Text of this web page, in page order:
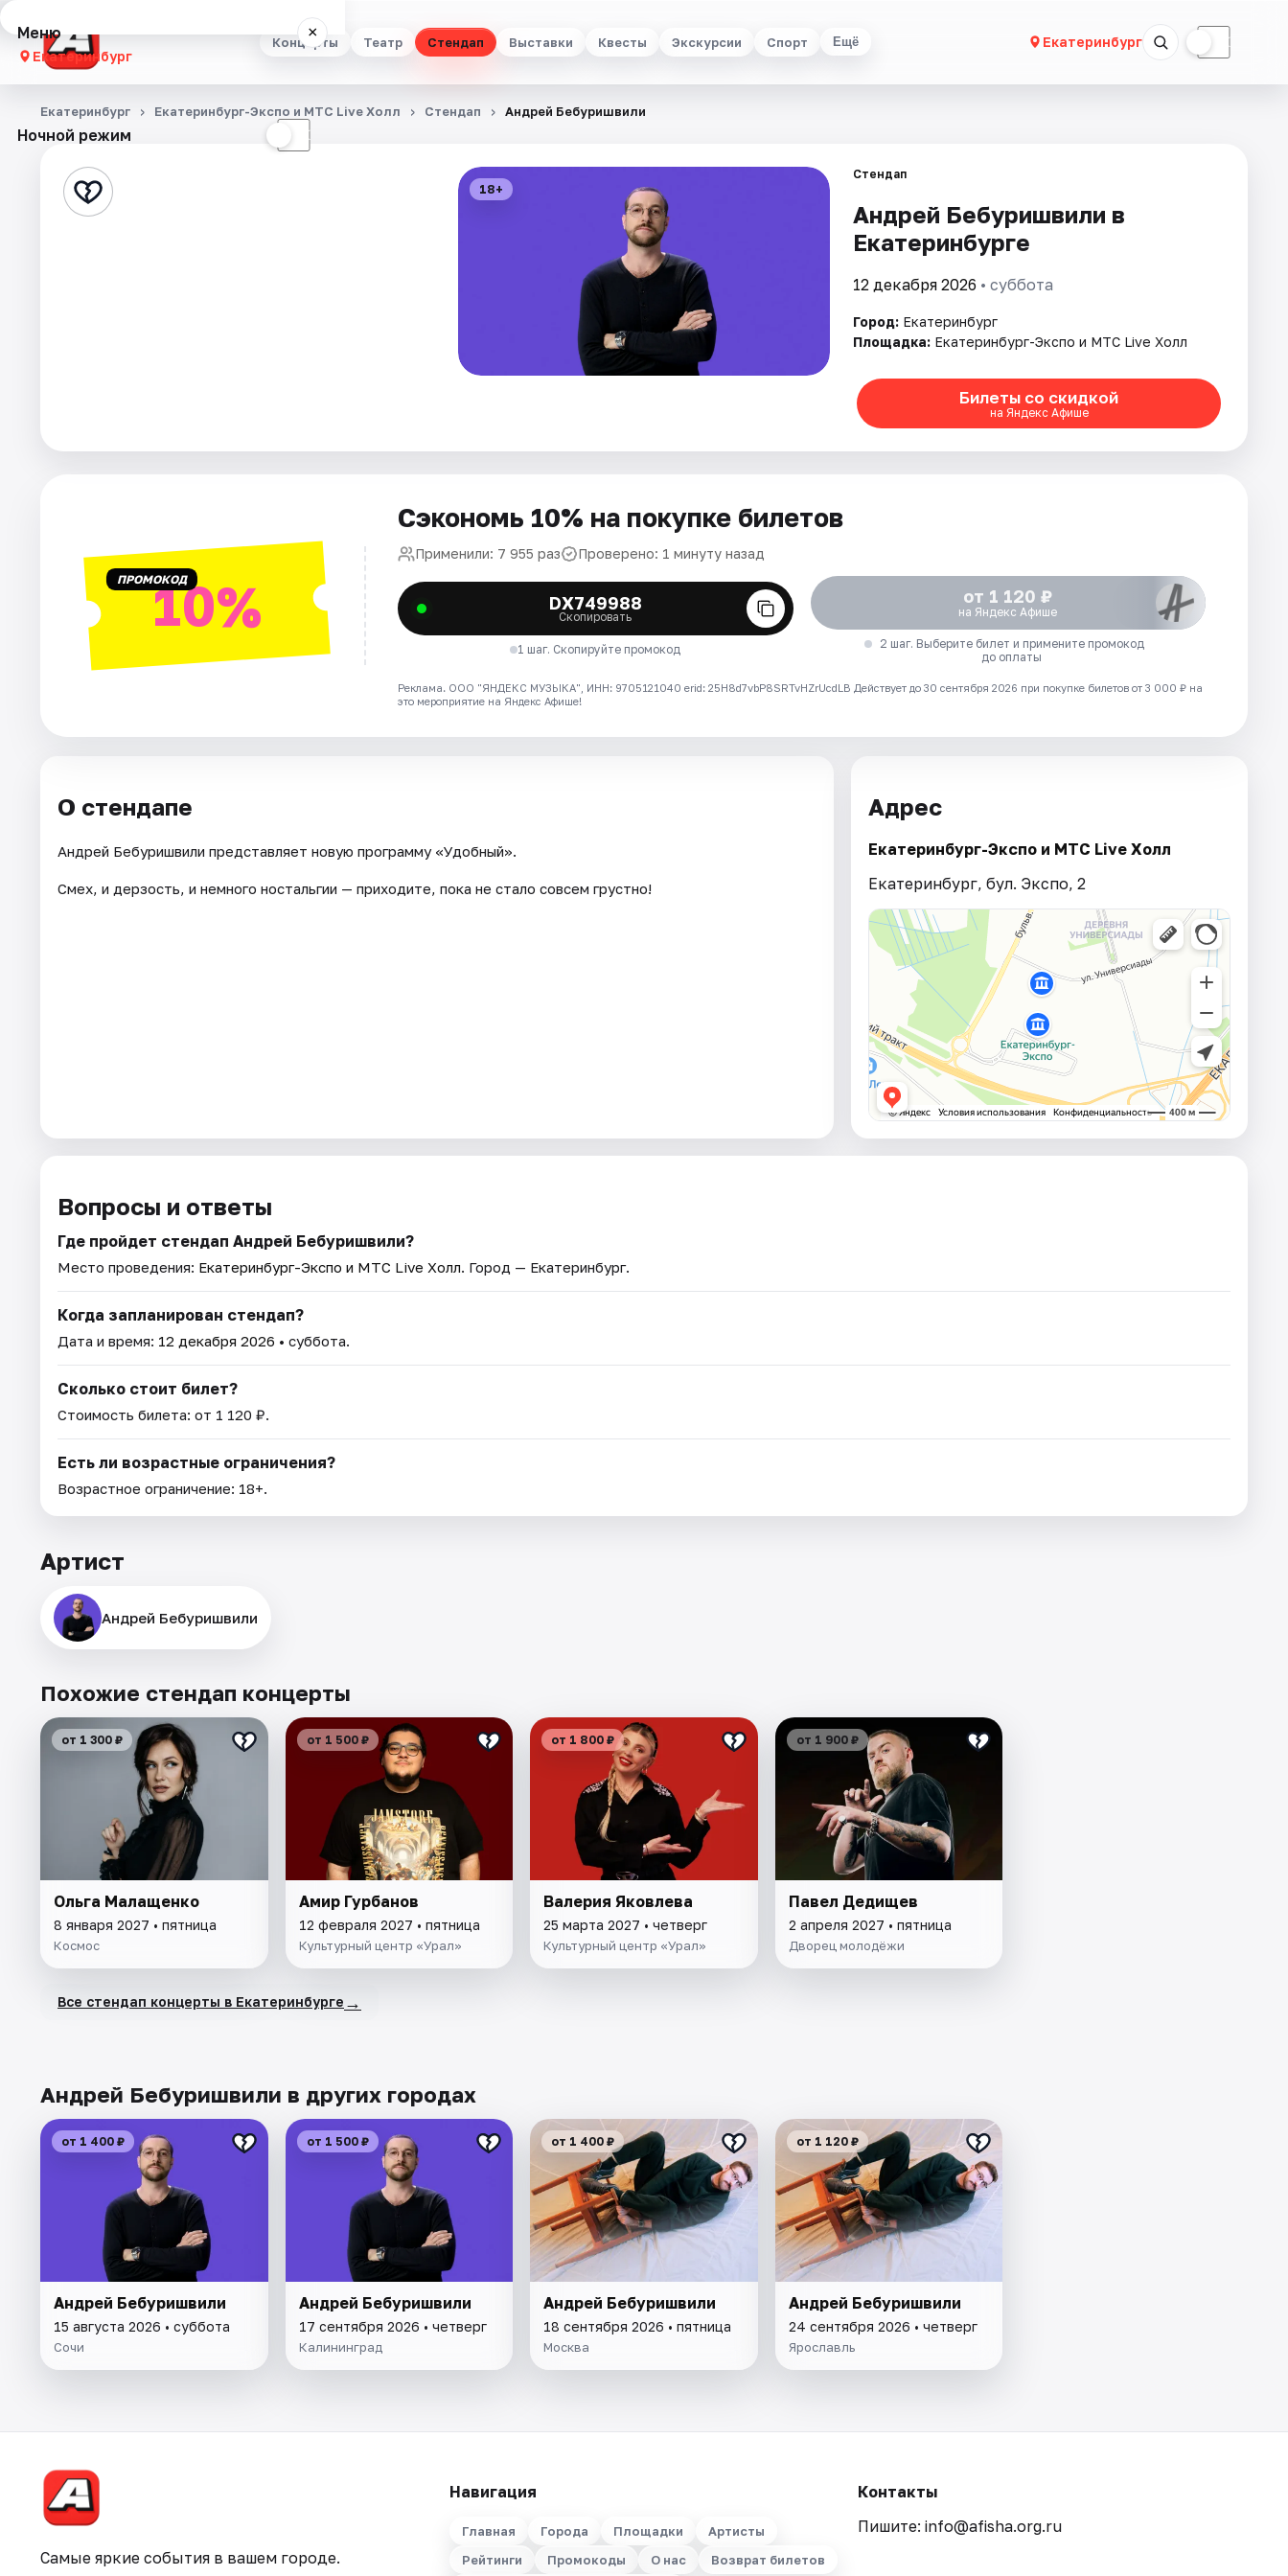
Концерты Театр Стендап Выставки Квесты Экскурсии Спорт Ещё Екатеринбург ☾
Меню ×
Екатеринбург
Концерты
Стендап
Артисты
Ночной режим ☾
Екатеринбург Екатеринбург-Экспо и МТС Live Холл Стендап Андрей Бебуришвили
18+
Стендап
Андрей Бебуришвили в
Екатеринбурге
12 декабря 2026 • суббота
Город: Екатеринбург
Площадка: Екатеринбург-Экспо и МТС Live Холл
Билеты со скидкой
на Яндекс Афише
ПРОМОКОД10%
Сэкономь 10% на покупке билетов
Применили: 7 955 раз Проверено: 1 минуту назад
DX749988
Скопировать
1 шаг. Скопируйте промокод
от 1 120 ₽
на Яндекс Афише
2 шаг. Выберите билет и примените промокод
до оплаты
Реклама. ООО "ЯНДЕКС МУЗЫКА", ИНН: 9705121040 erid: 25H8d7vbP8SRTvHZrUcdLB Действует до 30 сентября 2026 при покупке билетов от 3 000 ₽ на
это мероприятие на Яндекс Афише!
О стендапе
Андрей Бебуришвили представляет новую программу «Удобный».
Смех, и дерзость, и немного ностальгии — приходите, пока не стало совсем грустно!
Адрес
Екатеринбург-Экспо и МТС Live Холл
Екатеринбург, бул. Экспо, 2
Вопросы и ответы
Где пройдет стендап Андрей Бебуришвили?
Место проведения: Екатеринбург-Экспо и МТС Live Холл. Город — Екатеринбург.
Когда запланирован стендап?
Дата и время: 12 декабря 2026 • суббота.
Сколько стоит билет?
Стоимость билета: от 1 120 ₽.
Есть ли возрастные ограничения?
Возрастное ограничение: 18+.
Артист
Андрей Бебуришвили
Похожие стендап концерты
от 1 300 ₽
Ольга Малащенко
8 января 2027 • пятница
Космос
от 1 500 ₽
Амир Гурбанов
12 февраля 2027 • пятница
Культурный центр «Урал»
от 1 800 ₽
Валерия Яковлева
25 марта 2027 • четверг
Культурный центр «Урал»
от 1 900 ₽
Павел Дедищев
2 апреля 2027 • пятница
Дворец молодёжи
Все стендап концерты в Екатеринбурге →
Андрей Бебуришвили в других городах
от 1 400 ₽
Андрей Бебуришвили
15 августа 2026 • суббота
Сочи
от 1 500 ₽
Андрей Бебуришвили
17 сентября 2026 • четверг
Калининград
от 1 400 ₽
Андрей Бебуришвили
18 сентября 2026 • пятница
Москва
от 1 120 ₽
Андрей Бебуришвили
24 сентября 2026 • четверг
Ярославль
Самые яркие события в вашем городе.
Навигация
Главная Города Площадки
Артисты
Рейтинги
Промокоды О нас Возврат билетов
Контакты
Пишите: info@afisha.org.ru